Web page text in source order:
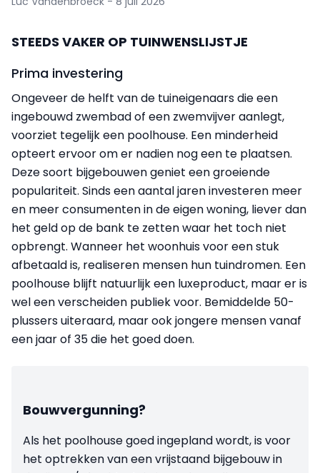
STEEDS VAKER OP TUINWENSLIJSTJE
Prima investering
Ongeveer de helft van de tuineigenaars die een
ingebouwd zwembad of een zwemvijver aanlegt,
voorziet tegelijk een poolhouse. Een minderheid
opteert ervoor om er nadien nog een te plaatsen.
Deze soort bijgebouwen geniet een groeiende
populariteit. Sinds een aantal jaren investeren meer
en meer consumenten in de eigen woning, liever dan
het geld op de bank te zetten waar het toch niet
opbrengt. Wanneer het woonhuis voor een stuk
afbetaald is, realiseren mensen hun tuindromen. Een
poolhouse blijft natuurlijk een luxeproduct, maar er is
wel een verscheiden publiek voor. Bemiddelde 50-
plussers uiteraard, maar ook jongere mensen vanaf
een jaar of 35 die het goed doen.
Bouwvergunning?
Als het poolhouse goed ingepland wordt, is voor
het optrekken van een vrijstaand bijgebouw in